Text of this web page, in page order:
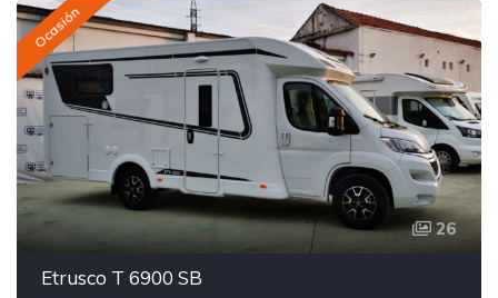
Ocasión
26
Etrusco T 6900 SB